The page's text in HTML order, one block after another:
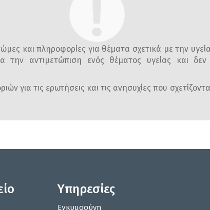
και πληροφορίες για θέματα σχετικά με την
την αντιμετώπιση ενός θέματος υγείας και δεν
για τις ερωτήσεις και τις ανησυχίες που
Υπηρεσίες
Εγκυμοσύνη